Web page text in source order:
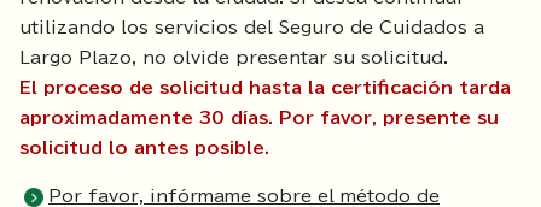
utilizando los servicios del Seguro de Cuidados a
Largo Plazo, no olvide presentar su solicitud.
El proceso de solicitud hasta la certificación tarda
aproximadamente 30 días. Por favor, presente su
solicitud lo antes posible.
Por favor, infórmame sobre el método de